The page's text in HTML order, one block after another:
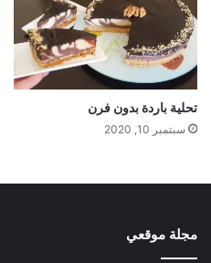
تحلية باردة بدون فرن
سبتمبر 10, 2020
مجلة موقعي